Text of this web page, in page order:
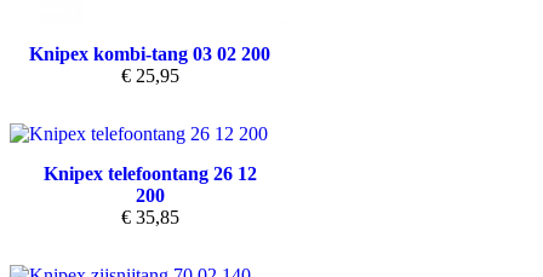
Knipex kombi-tang 03 02 200
€25,95
Knipex telefoontang 26 12
200
€35,85